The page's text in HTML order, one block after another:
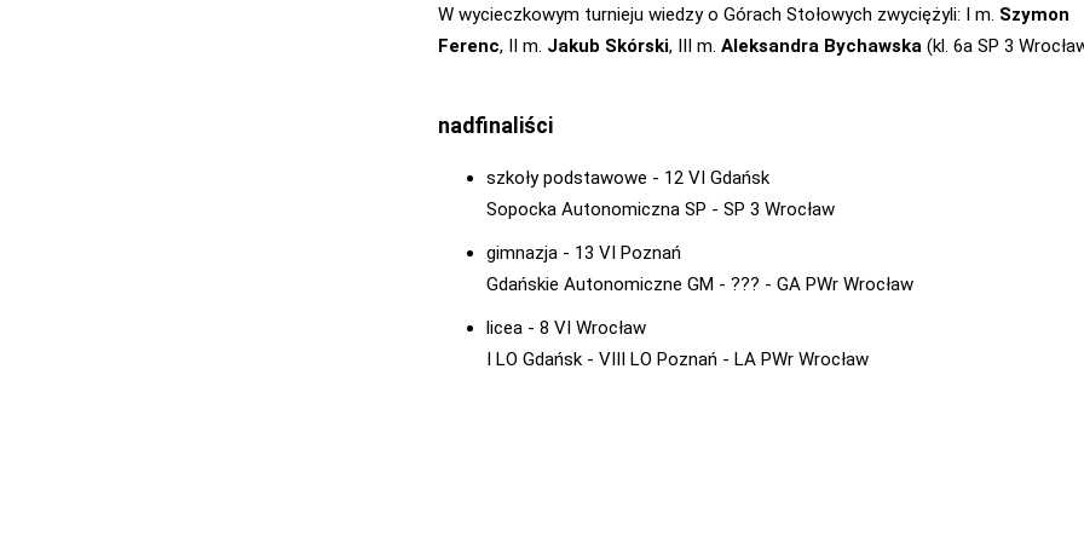
W wycieczkowym turnieju wiedzy o Górach Stołowych zwyciężyli: I m. Szymon
Ferenc, II m. Jakub Skórski, III m. Aleksandra Bychawska (kl. 6a SP 3
nadfinaliści
szkoły podstawowe - 12 VI Gdańsk
Sopocka Autonomiczna SP - SP 3 Wrocław
gimnazja - 13 VI Poznań
Gdańskie Autonomiczne GM - ??? - GA PWr Wrocław
licea - 8 VI Wrocław
I LO Gdańsk - VIII LO Poznań - LA PWr Wrocław